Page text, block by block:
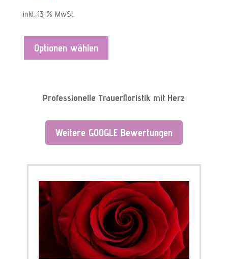
inkl. 13 % MwSt.
Optionen wählen
Professionelle Trauerfloristik mit Herz
Weitere GOOGLE Bewertungen